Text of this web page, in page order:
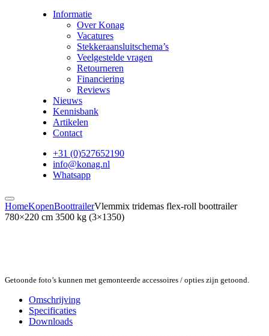
Informatie
Over Konag
Vacatures
Stekkeraansluitschema’s
Veelgestelde vragen
Retourneren
Financiering
Reviews
Nieuws
Kennisbank
Artikelen
Contact
+31 (0)527652190
info@konag.nl
Whatsapp
HomeKopenBoottrailerVlemmix tridemas flex-roll boottrailer
780×220 cm 3500 kg (3×1350)
Getoonde foto’s kunnen met gemonteerde accessoires / opties zijn getoond.
Omschrijving
Specificaties
Downloads